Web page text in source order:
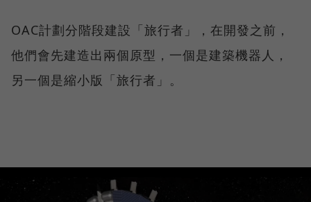
OAC計劃分階段建設「旅行者」，在開發之前，
他們會先建造出兩個原型，一個是建築機器人，
另一個是縮小版「旅行者」。